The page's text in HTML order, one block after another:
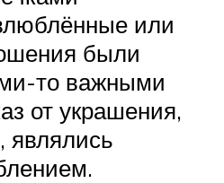
или
были
то важными
от украшения,
являлись